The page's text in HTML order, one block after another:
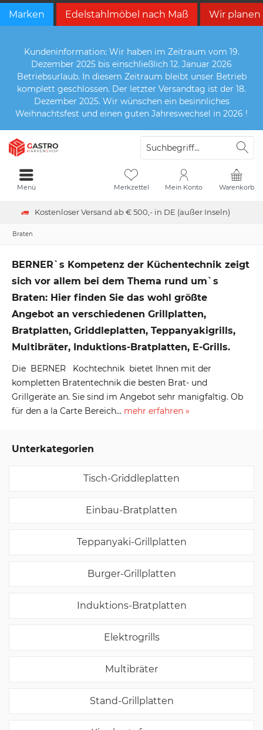
Marken Edelstahlmöbel nach Maß Wir planen
Kundeninformation: Wir haben im Zeitraum vom 19.
Dezember 2025 bis einschließlich 12. Januar 2026
Betriebsurlaub. In diesem Zeitraum bleibt unser Betrieb
komplett geschlossen. Der letzter Versandtag ist der 18.
Dezember 2025. Wir wünschen ein besinnliches
Weihnachtsfest und einen guten Jahreswechsel in 2026 !
Kostenloser Versand ab € 500,- in DE (außer Inseln)
Warenkorb
Merkzettel Mein Konto
Menü
Braten
BERNER`s Kompetenz der Küchentechnik zeigt
sich vor allem bei dem Thema rund um`s
Braten: Hier finden Sie das wohl größte
Angebot an verschiedenen Grillplatten,
Bratplatten, Griddleplatten, Teppanyakigrills,
Multibräter, Induktions-Bratplatten, E-Grills.
Die BERNER Kochtechnik bietet Ihnen mit der
kompletten Bratentechnik die besten Brat- und
Grillgeräte an. Sie sind im Angebot sehr manigfaltig. Ob
für den a la Carte Bereich... mehr erfahren »
Unterkategorien
Tisch-Griddleplatten
Einbau-Bratplatten
Teppanyaki-Grillplatten
Burger-Grillplatten
Induktions-Bratplatten
Elektrogrills
Multibräter
Stand-Grillplatten